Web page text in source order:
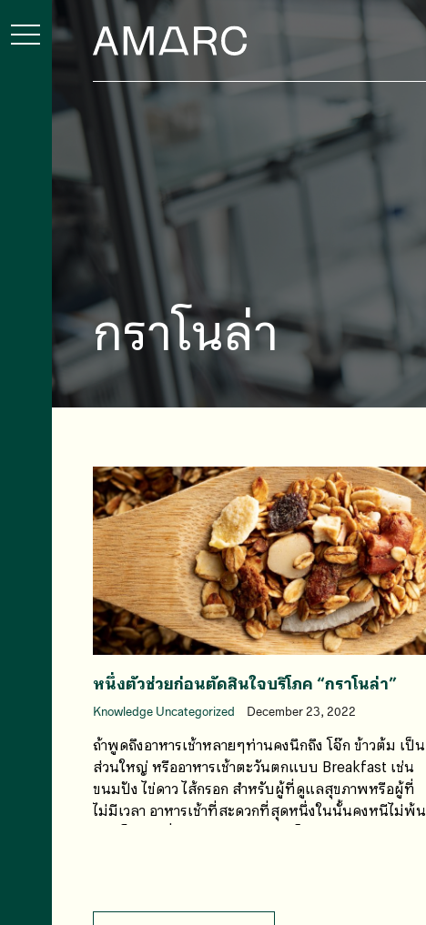
กราโนล่า
หนึ่งตัวช่วยก่อนตัดสินใจบริโภค “กราโนล่า”
Knowledge Uncategorized December 23, 2022
ถ้าพูดถึงอาหารเช้าหลายๆท่านคงนึกถึง โจ๊ก ข้าวต้ม เป็น
ส่วนใหญ่ หรืออาหารเช้าตะวันตกแบบ Breakfast เช่น
ขนมปัง ไข่ดาว ไส้กรอก สำหรับผู้ที่ดูแลสุขภาพหรือผู้ที่
ไม่มีเวลา อาหารเช้าที่สะดวกที่สุดหนึ่งในนั้นคงหนีไม่พ้น
“กราโนล่า” ยิ่งปัจจุบันมีการผลิตเป็นรูปแบบแท่งเพียง
ทำให้อิ่มท้องและมีประโยชน์ต่อร่างกายเราจริงหรือไม่?